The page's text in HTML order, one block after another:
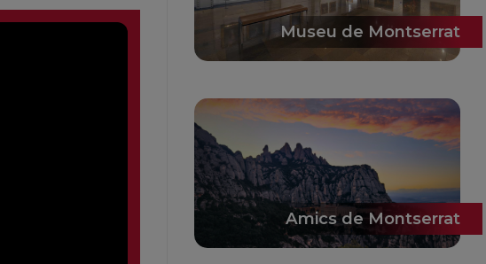
Museu de Montserrat
Amics de Montserrat